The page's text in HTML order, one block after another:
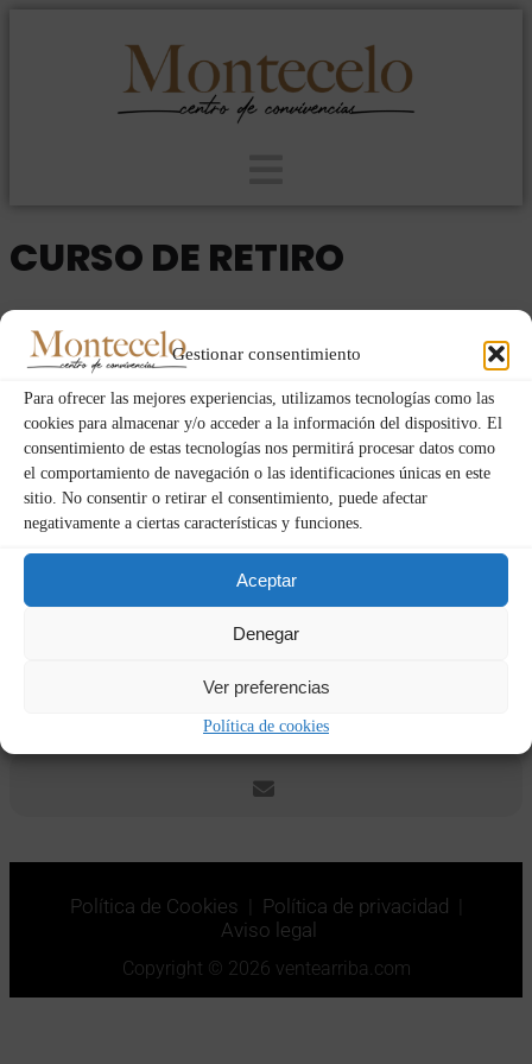
Gestionar consentimiento
Para ofrecer las mejores experiencias, utilizamos tecnologías como las
cookies para almacenar y/o acceder a la información del dispositivo. El
consentimiento de estas tecnologías nos permitirá procesar datos como
el comportamiento de navegación o las identificaciones únicas en este
sitio. No consentir o retirar el consentimiento, puede afectar
negativamente a ciertas características y funciones.
Aceptar
Denegar
Ver preferencias
Política de cookies
CURSO DE RETIRO
2023
26 28
Event Details
Fechas y horas
26/05/202316:30-28/05/202318:00 (GMT+02:00)
GOOGLECAL
Política de Cookies Política de privacidad
Aviso legal
Copyright © 2026 ventearriba.com